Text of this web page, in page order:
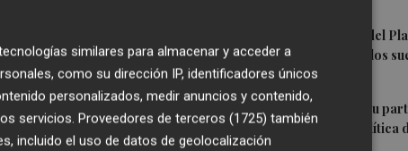
Los concursos del
casi 12 millones los
Generalitat
5 El PSPV ultima su
Conferencia Política
diversos actos en l'Alqueria
en los que ha criticado que
en asuntos que no
similares para almacenar y acceder a
como su dirección IP, identificadores únicos
personalizados, medir anuncios y contenido,
servicios. Proveedores de terceros (1725) también
incluido el uso de datos de geolocalización